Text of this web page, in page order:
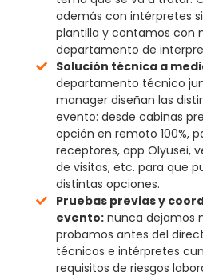
además con intérpretes
plantilla y contamos con
departamento de
Solución técnica a
departamento técnico
manager diseñan las
evento: desde cabinas
opción en remoto 100%,
receptores, app Olyusei,
de visitas, etc. para que
distintas opciones.
Pruebas previas y
evento: nunca dejamos
probamos antes del
técnicos e intérpretes
requisitos de riesgos